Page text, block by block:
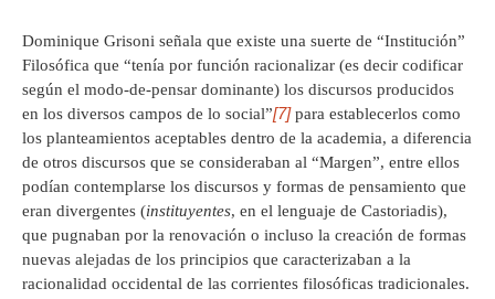
Dominique Grisoni señala que existe una suerte de “Institución”
Filosófica que “tenía por función racionalizar (es decir codificar
según el modo-de-pensar dominante) los discursos producidos
en los diversos campos de lo social”[7]para establecerlos como
los planteamientos aceptables dentro de la academia, a diferencia
de otros discursos que se consideraban al “Margen”, entre ellos
podían contemplarse los discursos y formas de pensamiento que
eran divergentes (instituyentes, en el lenguaje de Castoriadis),
que pugnaban por la renovación o incluso la creación de formas
nuevas alejadas de los principios que caracterizaban a la
racionalidad occidental de las corrientes filosóficas tradicionales.